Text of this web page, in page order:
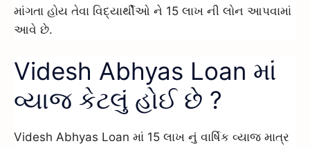
માંગતા હોય તેવા વિદ્યાર્થીઓ ને 15 લાખ ની લોન આપવામાં
આવે છે.
Videsh Abhyas Loan માં
વ્યાજ કેટલું હોઈ છે ?
Videsh Abhyas Loan માં 15 લાખ નું વાર્ષિક વ્યાજ માત્ર